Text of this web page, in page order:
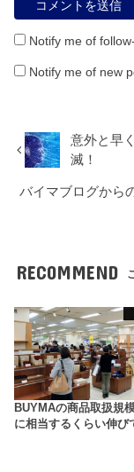
Notify me of
Notify me of new
意外と早
滅！
バイマブログから
RECOMMEND
BUYMAの商品取扱
に相当するくらい伸び